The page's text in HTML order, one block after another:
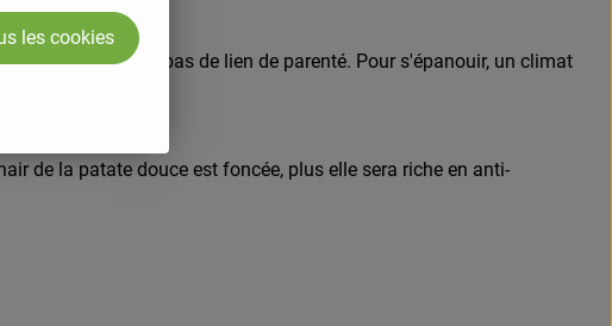
aliments n'ont pas de lien de parenté. Pour s'épanouir, un climat
de la patate douce est foncée, plus elle sera riche en anti-
les cookies